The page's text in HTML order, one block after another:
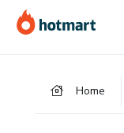
para
o
para
o
para
o
Home